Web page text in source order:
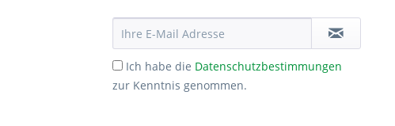
Ich habe die Datenschutzbestimmungen
zur Kenntnis genommen.